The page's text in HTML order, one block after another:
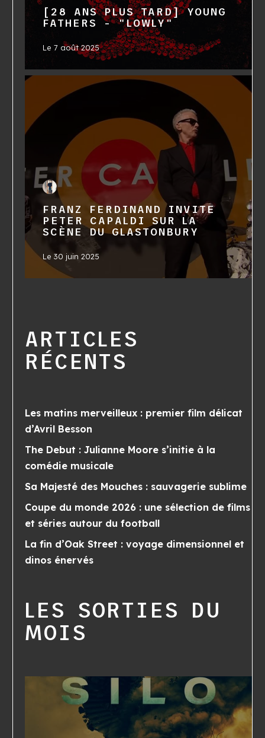
[28 ANS PLUS TARD] YOUNG
FATHERS - "LOWLY"
Le7 août 2025
FRANZ FERDINAND INVITE
PETER CAPALDI SUR LA
SCÈNE DU GLASTONBURY
Le30 juin 2025
ARTICLES
RÉCENTS
Les matins merveilleux : premier film délicat
d’Avril Besson
The Debut : Julianne Moore s’initie à la
comédie musicale
Sa Majesté des Mouches : sauvagerie sublime
Coupe du monde 2026 : une sélection de films
et séries autour du football
La fin d’Oak Street : voyage dimensionnel et
dinos énervés
LES SORTIES DU
MOIS